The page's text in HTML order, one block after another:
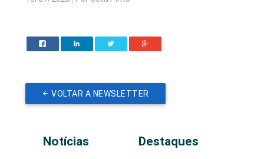
VOLTAR A NEWSLETTER
Notícias Destaques